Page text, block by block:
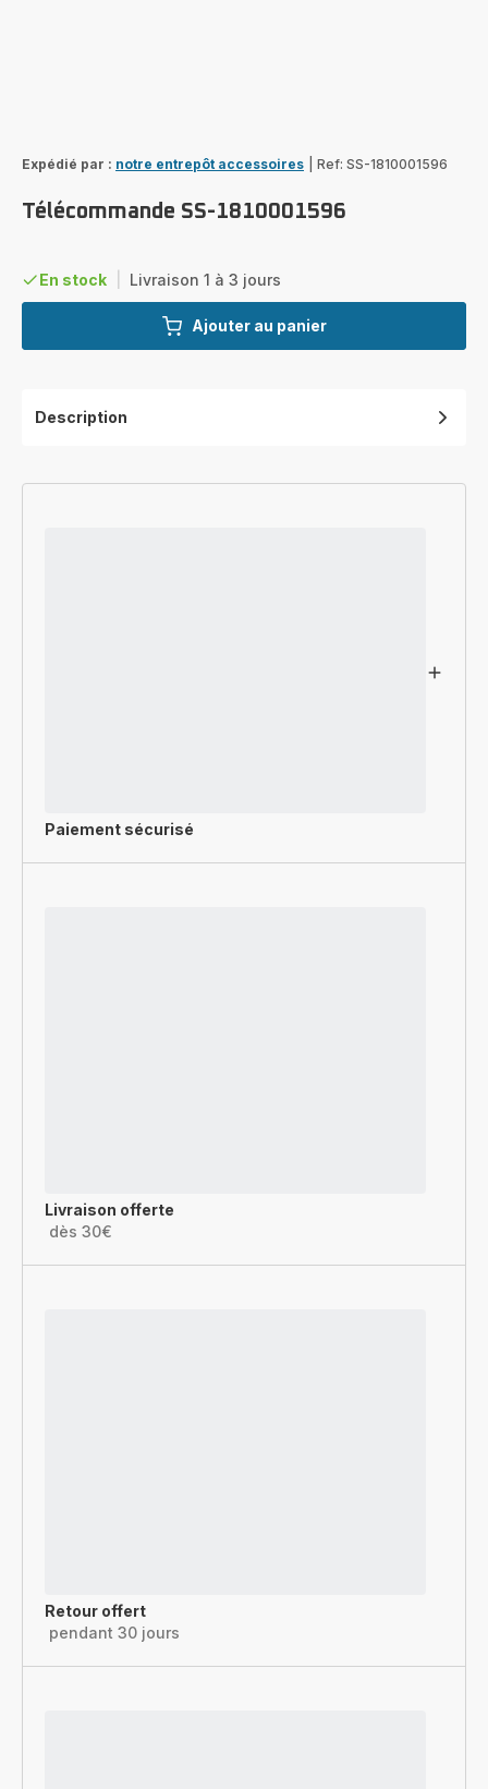
Expédié par : notre entrepôt accessoires Ref: SS-1810001596
Télécommande SS-1810001596
En stock Livraison 1 à 3 jours
Ajouter au panier
Description
Paiement sécurisé
Livraison offerte
dès 30€
Retour offert
pendant 30 jours